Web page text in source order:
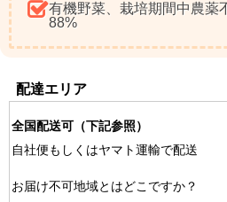
有機野菜、栽培期間中農薬
88%
配達エリア
全国配送可 （下記参照）
自社便もしくはヤマト運輸で配送
お届け不可地域とはどこですか？